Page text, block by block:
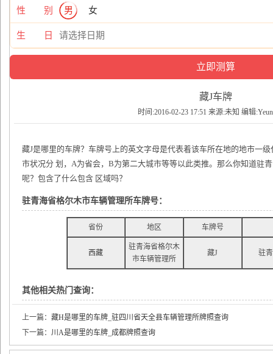
性 别 男 女
生 日
藏J车牌
时间:2016-02-23 17:51 来源:未知 编辑
藏J是哪里的车牌？车牌号上的英文字母是代表着该车所在地的地市一
市状况分 划，A为省会，B为第二大城市等等以此类推。那么你知道驻
呢？包含了什么包含 区域吗？
驻青海省格尔木市车辆管理所车牌号：
省份 地区 车牌号
西藏
驻青海省格尔木
市车辆管理所
藏J 驻
其他相关热门查询：
上一篇： 藏H是哪里的车牌_驻四川省天全县车辆管理所牌照查询
下一篇： 川A是哪里的车牌_成都牌照查询